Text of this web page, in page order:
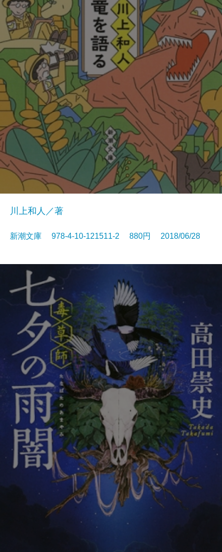
川上和人／著
新潮文庫 978-4-10-121511-2 880円 2018/06/28